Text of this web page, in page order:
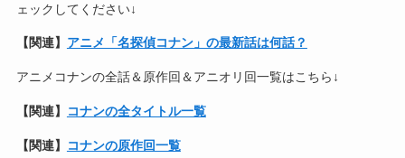
ェックしてください↓
【関連】 アニメ「名探偵コナン」の最新話は何話？
アニメコナンの全話＆原作回＆アニオリ回一覧はこちら↓
【関連】 コナンの全タイトル一覧
【関連】 コナンの原作回一覧